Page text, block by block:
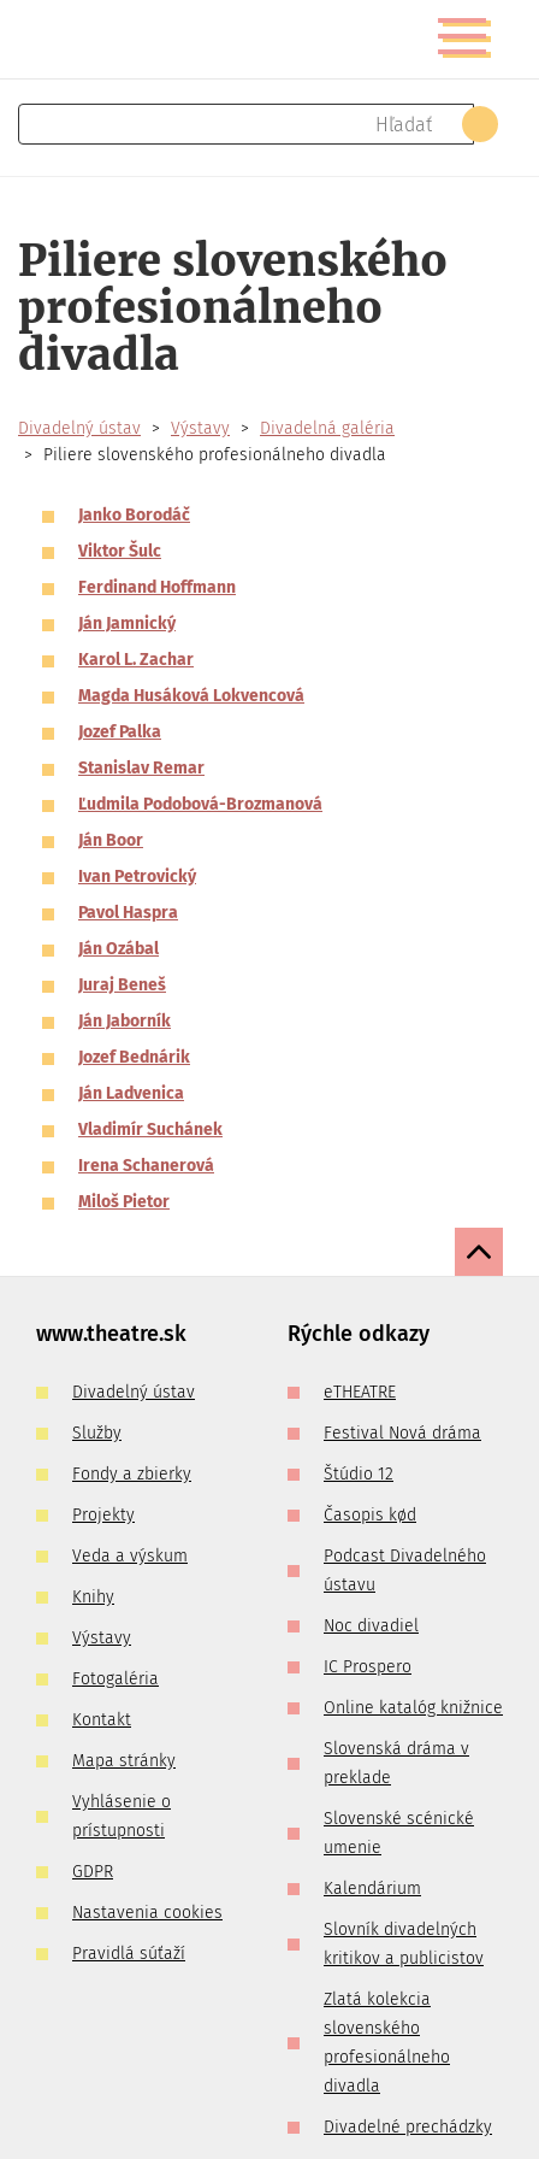
obsah
Prepnúť
navigáciu
Hľadať
Piliere slovenského
profesionálneho
divadla
Divadelný ústav Výstavy
Divadelná galéria
Piliere slovenského profesionálneho divadla
Janko Borodáč
Viktor Šulc
Ferdinand Hoffmann
Ján Jamnický
Karol L. Zachar
Magda Husáková Lokvencová
Jozef Palka
Stanislav Remar
Ľudmila Podobová-Brozmanová
Ján Boor
Ivan Petrovický
Pavol Haspra
Ján Ozábal
Juraj Beneš
Ján Jaborník
Jozef Bednárik
Ján Ladvenica
Vladimír Suchánek
Irena Schanerová
Miloš Pietor
www.theatre.sk
Divadelný ústav
Služby
Fondy a zbierky
Projekty
Veda a výskum
Knihy
Výstavy
Fotogaléria
Kontakt
Mapa stránky
Vyhlásenie o
prístupnosti
GDPR
Nastavenia cookies
Pravidlá súťaží
Rýchle odkazy
eTHEATRE
Festival Nová dráma
Štúdio 12
Časopis kød
Podcast Divadelného
ústavu
Noc divadiel
IC Prospero
Online katalóg knižnice
Slovenská dráma v
preklade
Slovenské scénické
umenie
Kalendárium
Slovník divadelných
kritikov a publicistov
Zlatá kolekcia
slovenského
profesionálneho
divadla
Divadelné prechádzky